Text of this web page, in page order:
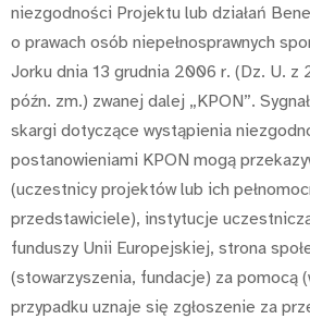
niezgodności Projektu lub działań
o prawach osób niepełnosprawnych
Jorku dnia 13 grudnia 2006 r. (Dz. U. z
późn. zm.) zwanej dalej „KPON”.
skargi dotyczące wystąpienia
postanowieniami KPON mogą
(uczestnicy projektów lub ich
przedstawiciele), instytucje
funduszy Unii Europejskiej, strona
(stowarzyszenia, fundacje) za pomocą
przypadku uznaje się zgłoszenie za